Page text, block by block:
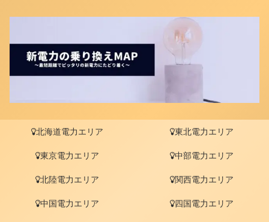
北海道電力エリア 東北電力エリア
東京電力エリア 中部電力エリア
北陸電力エリア 関西電力エリア
中国電力エリア 四国電力エリア